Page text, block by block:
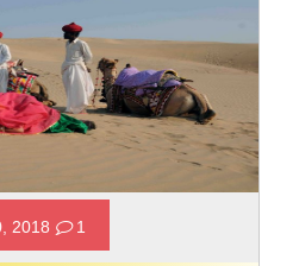
2018 1